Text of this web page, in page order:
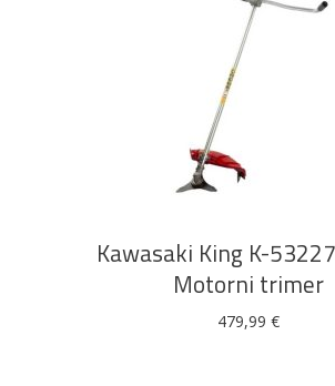
DODAJ U KOŠARICU
Kawasaki King K-
Motorni trimer
479,99 €